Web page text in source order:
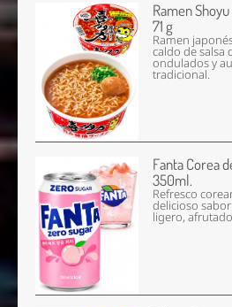
Ramen
71 g
Ramen
caldo de salsa
ondulados y
tradicional.
Fanta Corea
350ml.
Refresco
delicioso
ligero,